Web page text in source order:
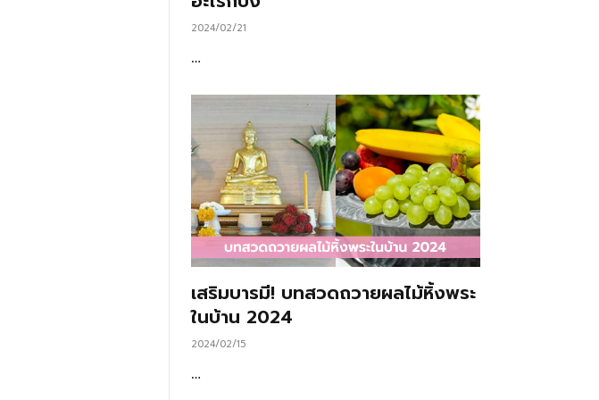
2024/02/21
…
เสริมบารมี! บทสวดถวายผลไม้หิ้งพระ
ในบ้าน 2024
2024/02/15
…